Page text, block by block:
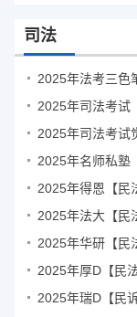
司法
2025年司法考试
2025年司法考试
2025年得恩【民
2025年法大【民
2025年华研【民
2025年厚D【民